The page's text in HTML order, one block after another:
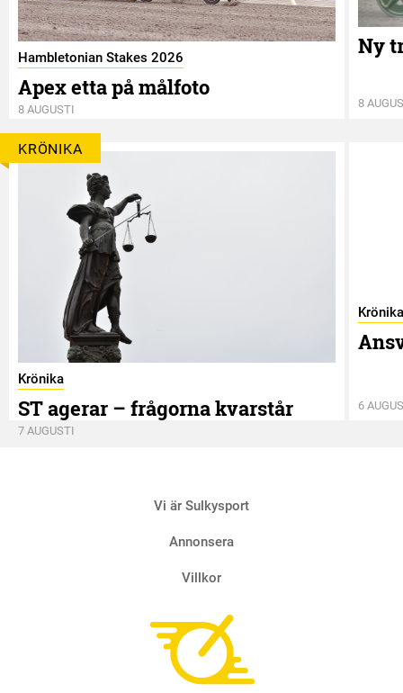
Hambletonian Stakes 2026
Apex etta på målfoto
8 AUGUSTI
Ny
8
KRÖNIKA
Krönika
ST agerar – frågorna kvarstår
7 AUGUSTI
Krönika
6
Vi är Sulkysport
Annonsera
Villkor